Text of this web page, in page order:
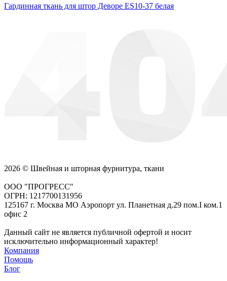
Гардинная ткань для штор Деворе ES10-37 белая
2026 © Швейная и шторная фурнитура, ткани
ООО "ПРОГРЕСС"
ОГРН: 1217700131956
125167 г. Москва МО Аэропорт ул. Планетная д.29 пом.I ком.1
офис 2
Данный сайт не является публичной офертой и носит
исключительно информационный характер!
Компания
Помощь
Блог